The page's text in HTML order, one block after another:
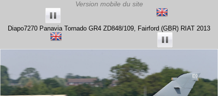
Diapo7270 Panavia Tornado GR4 ZD848/109, Fairford (GBR) RIAT 2013